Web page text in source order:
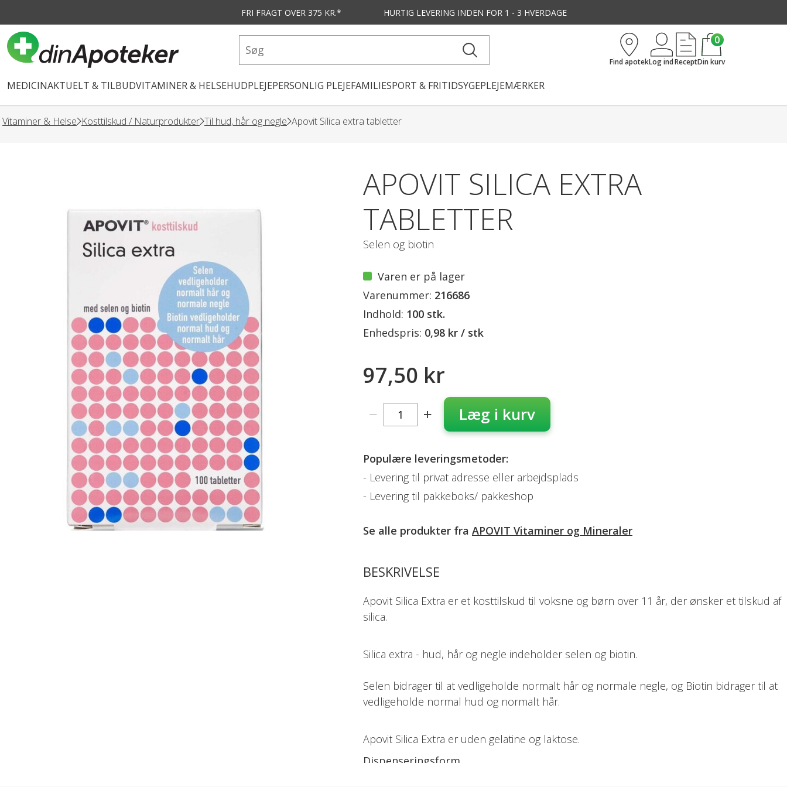
FRI FRAGT OVER 375 KR.* HURTIG LEVERING INDEN FOR 1 - 3 HVERDAGE
MEDICINAKTUELT & TILBUDVITAMINER & HELSEHUDPLEJEPERSONLIG PLEJEFAMILIESPORT & FRITIDSYGEPLEJEMÆRKER
Find apotekLog indRecept
0
Din kurv
Vitaminer & Helse Kosttilskud / Naturprodukter Til hud, hår og negle Apovit Silica extra tabletter
APOVIT SILICA EXTRA
TABLETTER
Selen og biotin
Varen er på lager
Varenummer: 216686
Indhold: 100 stk.
Enhedspris: 0,98 kr / stk
97,50 kr
Læg i kurv
Populære leveringsmetoder:
Levering til privat adresse eller arbejdsplads
Levering til pakkeboks/ pakkeshop
Se alle produkter fra APOVIT Vitaminer og Mineraler
BESKRIVELSE
Apovit Silica Extra er et kosttilskud til voksne og børn over 11 år, der ønsker et tilskud af
silica.
Silica extra - hud, hår og negle indeholder selen og biotin.
Selen bidrager til at vedligeholde normalt hår og normale negle, og Biotin bidrager til at
vedligeholde normal hud og normalt hår.
Apovit Silica Extra er uden gelatine og laktose.
Dispenseringsform